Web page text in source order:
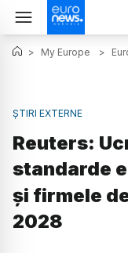
> My Europe >
ȘTIRI EXTERNE
Reuters:
standarde
și firmele
2028